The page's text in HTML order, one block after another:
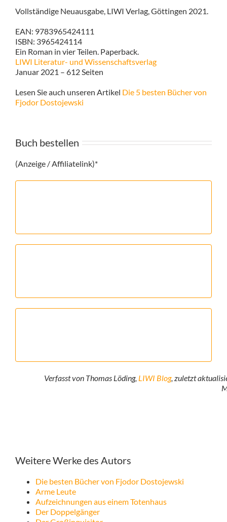
Vollständige Neuausgabe, LIWI Verlag, Göttingen 2021.
EAN: 9783965424111
ISBN: 3965424114
Ein Roman in vier Teilen. Paperback.
LIWI Literatur- und Wissenschaftsverlag
Januar 2021 – 612 Seiten
Lesen Sie auch unseren Artikel Die 5 besten Bücher von
Fjodor Dostojewski
Buch bestellen
(Anzeige / Affiliatelink)*
Verfasst von Thomas Löding, LIWI Blog, zuletzt
Weitere Werke des Autors
Die besten Bücher von Fjodor Dostojewski
Arme Leute
Aufzeichnungen aus einem Totenhaus
Der Doppelgänger